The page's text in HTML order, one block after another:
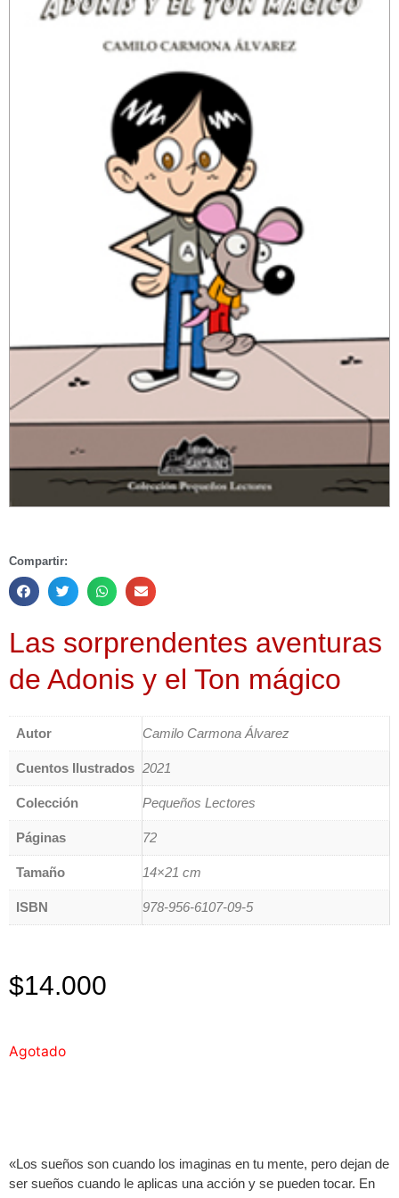
Compartir:
Las sorprendentes aventuras
de Adonis y el Ton mágico
Autor Camilo Carmona Álvarez
Cuentos Ilustrados 2021
Colección Pequeños Lectores
Páginas 72
Tamaño 14×21 cm
ISBN 978-956-6107-09-5
$14.000
Agotado
«Los sueños son cuando los imaginas en tu mente, pero dejan de
ser sueños cuando le aplicas una acción y se pueden tocar. En